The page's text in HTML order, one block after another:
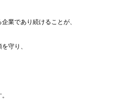
業であり続けることが、
守り、